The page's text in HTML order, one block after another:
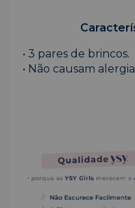
• 3 pares de brincos.
• Não causam